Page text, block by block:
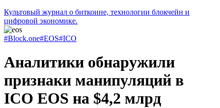
Культовый журнал о биткоине, технологии блокчейн и
цифровой экономике.
#Block.one#EOS#ICO
Аналитики обнаружили
признаки манипуляций в
ICO EOS на $4,2 млрд